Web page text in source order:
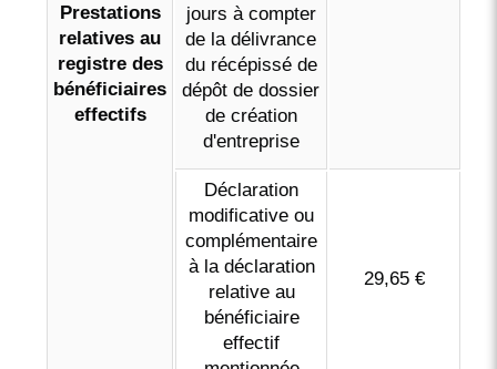
Prestations
relatives au
registre des
bénéficiaires
effectifs
jours à compter
de la délivrance
du récépissé de
dépôt de dossier
de création
d'entreprise
Déclaration
modificative ou
complémentaire
à la déclaration
relative au
bénéficiaire
effectif
29,65 €